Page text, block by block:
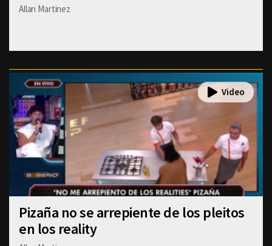
Allan Martinez
Pizaña no se arrepiente de los pleitos
en los reality